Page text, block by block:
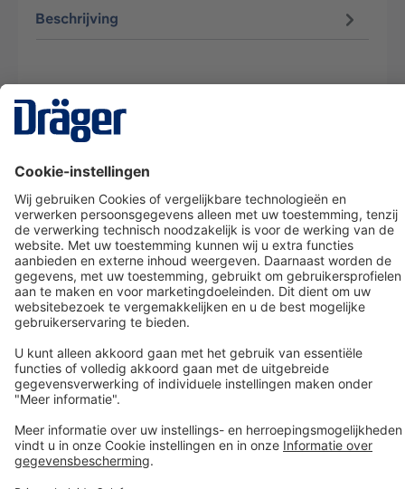
Beschrijving
Dräger klantenservice
Over Dräger
Bestellen in onze webshop
Community